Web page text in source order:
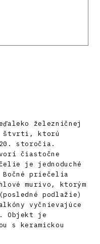
železničnej
štvrti, ktorú
storočia.
čiastočne
je jednoduché
priečelia
murivo, ktorým
podlažie)
vyčnievajúce
Objekt je
s keramickou